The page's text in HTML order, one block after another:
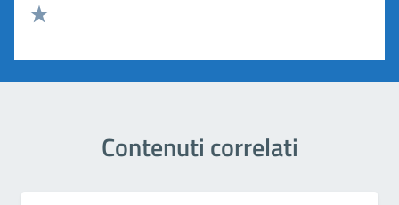
Valuta 2 stelle su 5
Contenuti correlati